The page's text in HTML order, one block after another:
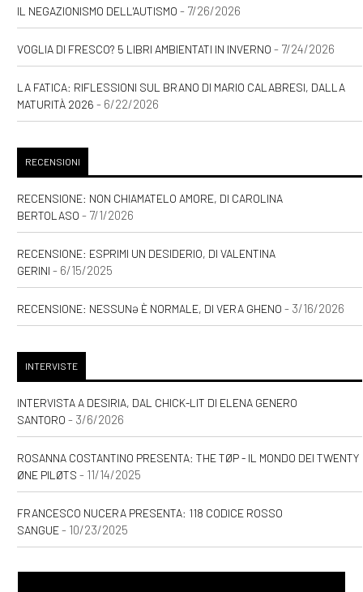
IL NEGAZIONISMO DELL'AUTISMO - 7/26/2026
VOGLIA DI FRESCO? 5 LIBRI AMBIENTATI IN INVERNO - 7/24/2026
LA FATICA: RIFLESSIONI SUL BRANO DI MARIO CALABRESI, DALLA
MATURITÀ 2026 - 6/22/2026
RECENSIONI
RECENSIONE: NON CHIAMATELO AMORE, DI CAROLINA
BERTOLASO - 7/1/2026
RECENSIONE: ESPRIMI UN DESIDERIO, DI VALENTINA
GERINI - 6/15/2025
RECENSIONE: NESSUNƏ È NORMALE, DI VERA GHENO - 3/16/2026
INTERVISTE
INTERVISTA A DESIRIA, DAL CHICK-LIT DI ELENA GENERO
SANTORO - 3/6/2026
ROSANNA COSTANTINO PRESENTA: THE TØP - IL MONDO DEI TWENTY
ØNE PILØTS - 11/14/2025
FRANCESCO NUCERA PRESENTA: 118 CODICE ROSSO
SANGUE- 10/23/2025